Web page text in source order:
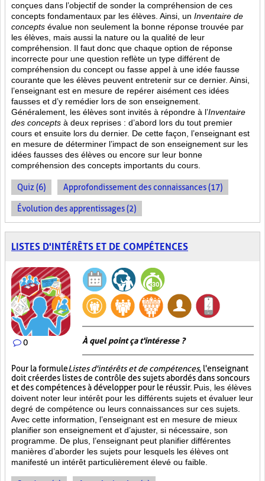
conçues dans l’objectif de sonder la compréhension de ces
concepts fondamentaux par les élèves. Ainsi, un Inventaire de
concepts évalue non seulement la bonne réponse trouvée par
les élèves, mais aussi la nature ou la qualité de leur
compréhension. Il faut donc que chaque option de réponse
incorrecte pour une question reflète un type différent de
compréhension du concept ou fasse appel à une idée fausse
courante que les élèves peuvent entretenir sur ce dernier. Ainsi,
l’enseignant est en mesure de repérer aisément ces idées
fausses et d’y remédier lors de son enseignement.
Généralement, les élèves sont invités à répondre à l’Inventaire
des concepts à deux reprises : d’abord lors du tout premier
cours et ensuite lors du dernier. De cette façon, l’enseignant est
en mesure de déterminer l’impact de son enseignement sur les
idées fausses des élèves ou encore sur leur bonne
compréhension des concepts importants du cours.
Quiz (6) Approfondissement des connaissances (17)
Évolution des apprentissages (2)
LISTES D'INTÉRÊTS ET DE COMPÉTENCES
0 À quel point ça t'intéresse ?
Pour la formuleListes d'intérêts et de compétences, l'enseignant
doit créer des listes de contrôle des sujets abordés dans son cours
et des compétences à développer pour le réussir. Puis, les élèves
doivent noter leur intérêt pour les différents sujets et évaluer leur
degré de compétence ou leurs connaissances sur ces sujets.
Avec cette information, l’enseignant est en mesure de mieux
planifier son enseignement et d’ajuster, si nécessaire, son
programme. De plus, l’enseignant peut planifier différentes
manières d’aborder les sujets pour lesquels les élèves ont
manifesté un intérêt particulièrement élevé ou faible.